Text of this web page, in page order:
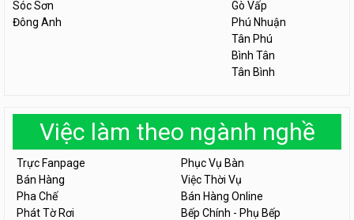
Sóc Sơn
Đông Anh
Gò Vấp
Phú Nhuận
Tân Phú
Bình Tân
Tân Bình
Việc làm theo ngành nghề
Trực Fanpage
Phục Vụ Bàn
Bán Hàng
Việc Thời Vụ
Pha Chế
Bán Hàng Online
Phát Tờ Rơi
Bếp Chính - Phụ Bếp